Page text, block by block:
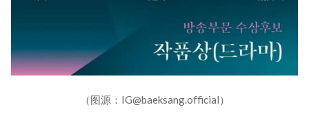
（图源：IG@baeksang.official）